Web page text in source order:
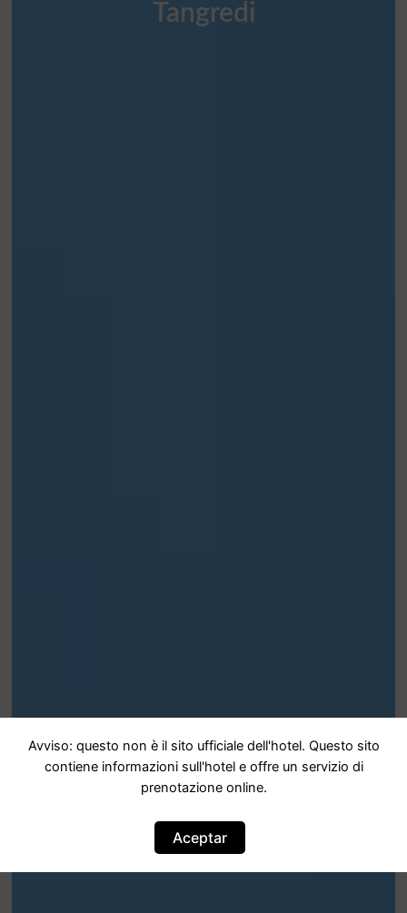
Tangredi
Avviso: questo non è il sito ufficiale dell'hotel. Questo sito
contiene informazioni sull'hotel e offre un servizio di
prenotazione online.
Aceptar